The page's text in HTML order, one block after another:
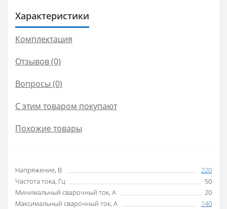
Характеристики
Комплектация
Отзывов (0)
Вопросы (0)
С этим товаром покупают
Похожие товары
Напряжение, В
220
Частота тока, Гц
50
Минимальный сварочный ток, А
20
Максимальный сварочный ток, А
140